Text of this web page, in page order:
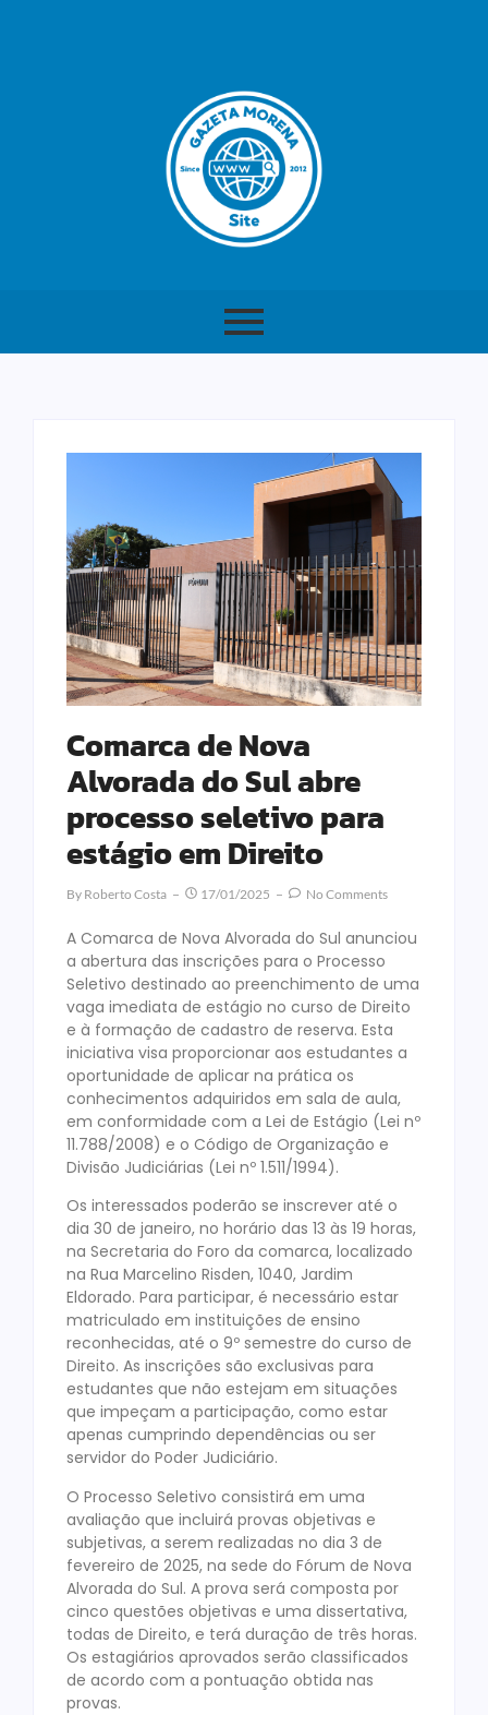
Comarca de Nova
Alvorada do Sul abre
processo seletivo para
estágio em Direito
By Roberto Costa 17/01/2025 No Comments
A Comarca de Nova Alvorada do Sul anunciou
a abertura das inscrições para o Processo
Seletivo destinado ao preenchimento de uma
vaga imediata de estágio no curso de Direito
e à formação de cadastro de reserva. Esta
iniciativa visa proporcionar aos estudantes a
oportunidade de aplicar na prática os
conhecimentos adquiridos em sala de aula,
em conformidade com a Lei de Estágio (Lei nº
11.788/2008) e o Código de Organização e
Divisão Judiciárias (Lei nº 1.511/1994).
Os interessados poderão se inscrever até o
dia 30 de janeiro, no horário das 13 às 19 horas,
na Secretaria do Foro da comarca, localizado
na Rua Marcelino Risden, 1040, Jardim
Eldorado. Para participar, é necessário estar
matriculado em instituições de ensino
reconhecidas, até o 9º semestre do curso de
Direito. As inscrições são exclusivas para
estudantes que não estejam em situações
que impeçam a participação, como estar
apenas cumprindo dependências ou ser
servidor do Poder Judiciário.
O Processo Seletivo consistirá em uma
avaliação que incluirá provas objetivas e
subjetivas, a serem realizadas no dia 3 de
fevereiro de 2025, na sede do Fórum de Nova
Alvorada do Sul. A prova será composta por
cinco questões objetivas e uma dissertativa,
todas de Direito, e terá duração de três horas.
Os estagiários aprovados serão classificados
de acordo com a pontuação obtida nas
provas.